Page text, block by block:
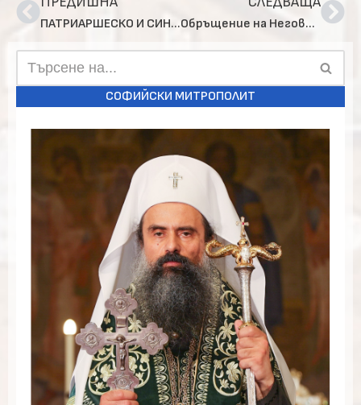
ПАТРИАРШЕСКО И СИНОДАЛНО ПАСХАЛНО ПОСЛАНИЕ 2021 г. Обръщение на Негово Светейшество Българския патриарх Неофит за Пета неделя на Великия пост – на преп. Мария Египетска
СОФИЙСКИ МИТРОПОЛИТ